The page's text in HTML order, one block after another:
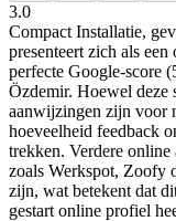
3.0
Compact Installatie,
presenteert zich als
perfecte Google-score
Özdemir. Hoewel deze
aanwijzingen zijn voor
hoeveelheid feedback
trekken. Verdere
zoals Werkspot, Zoofy
zijn, wat betekent dat
gestart online profiel